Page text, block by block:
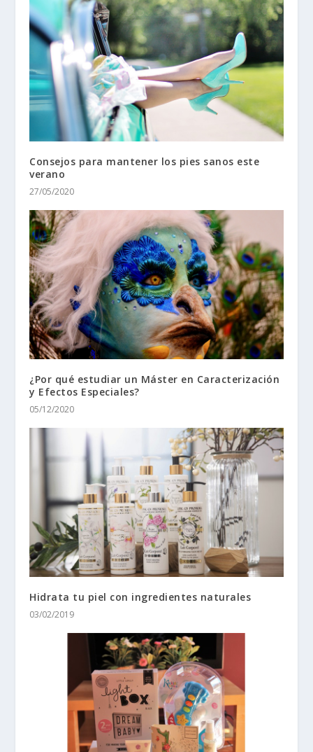
Consejos para mantener los pies sanos este
verano
27/05/2020
¿Por qué estudiar un Máster en Caracterización
y Efectos Especiales?
05/12/2020
Hidrata tu piel con ingredientes naturales
03/02/2019